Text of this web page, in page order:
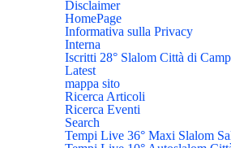
Disclaimer
HomePage
Informativa sulla Privacy
Interna
Iscritti 28° Slalom Città di
Latest
mappa sito
Ricerca Articoli
Ricerca Eventi
Search
Tempi Live 36° Maxi Slalom